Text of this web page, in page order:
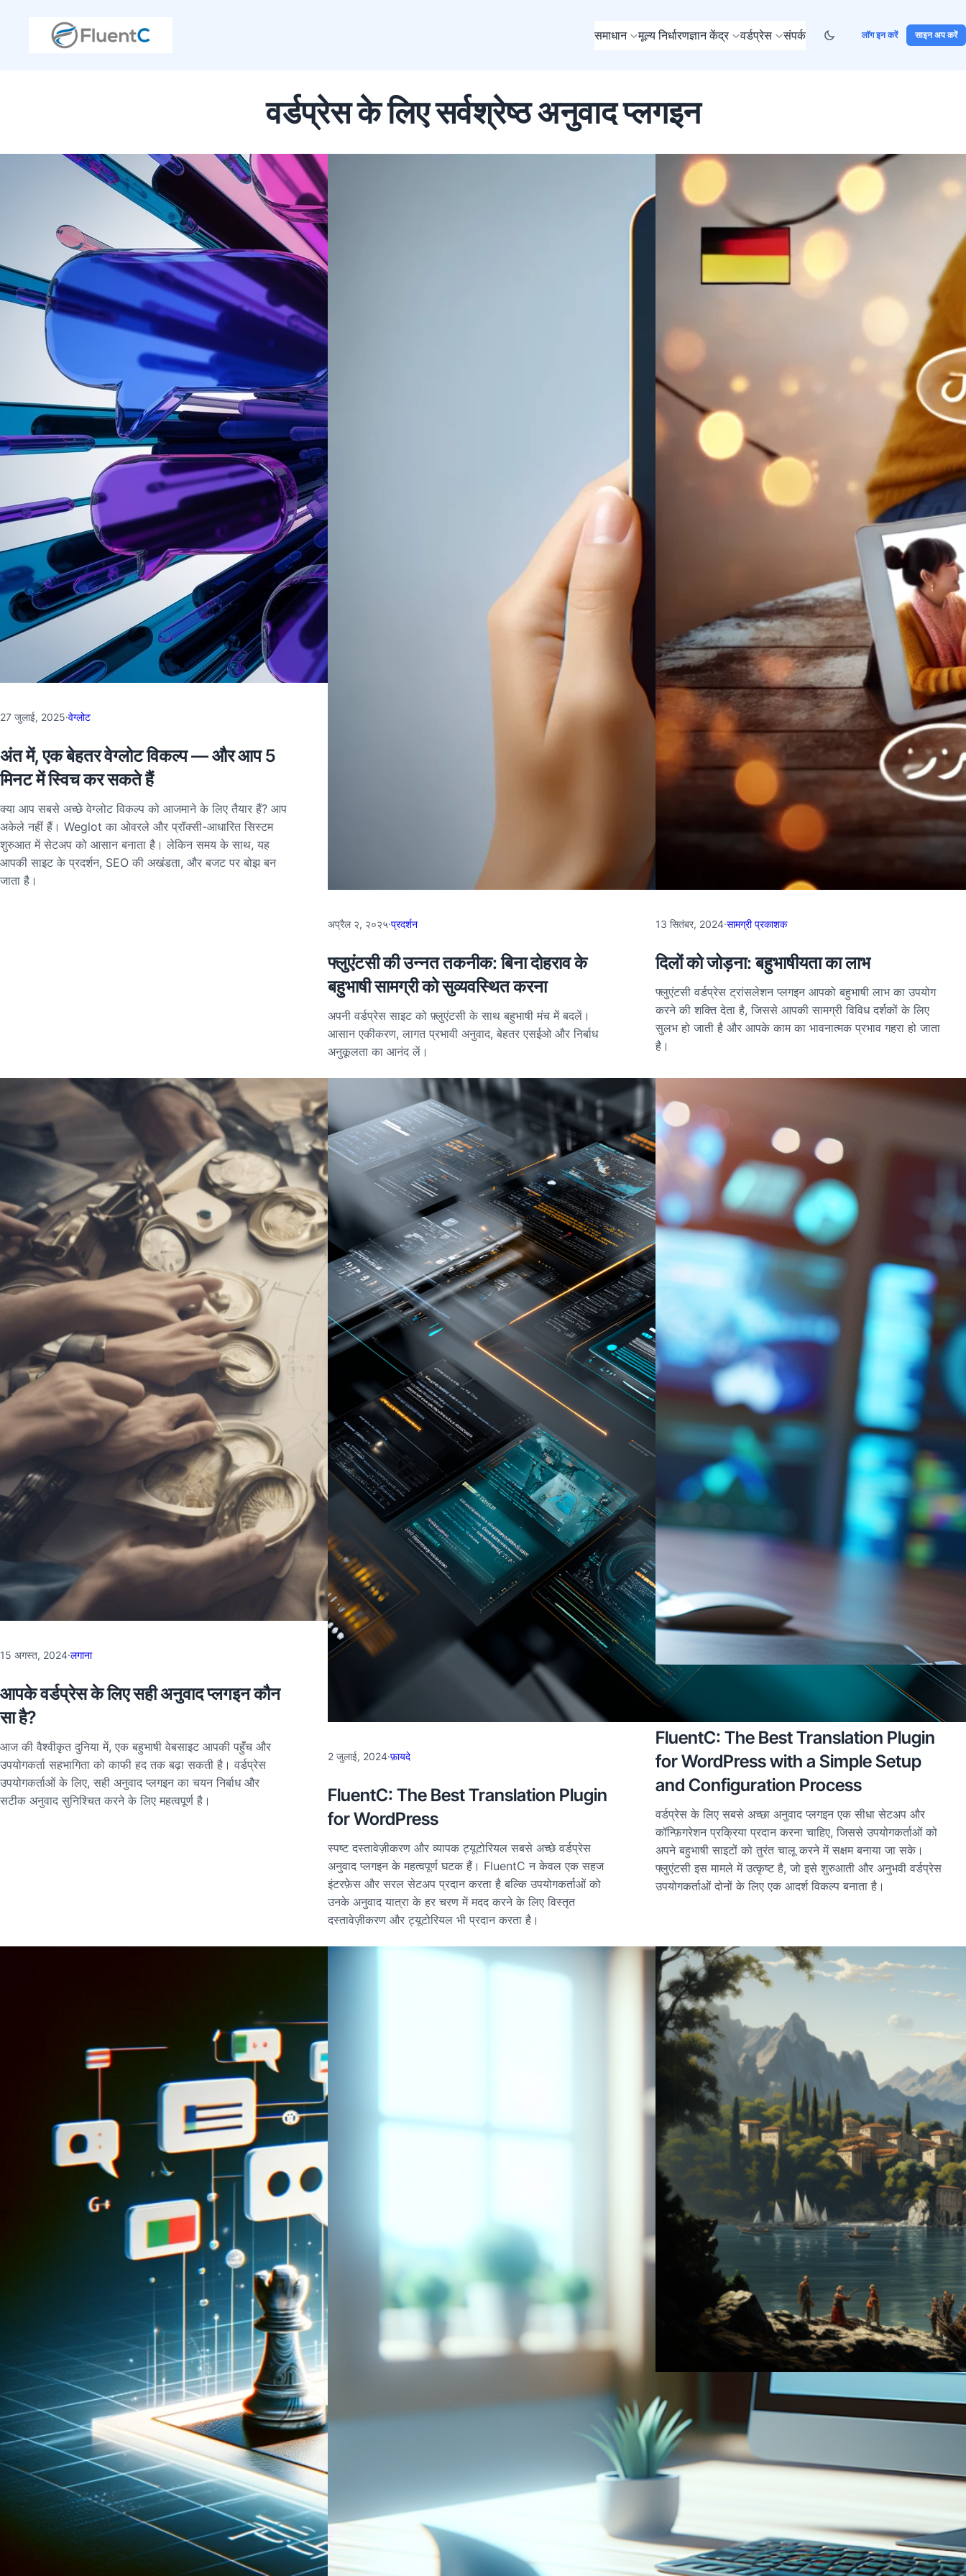
समाधान मूल्य निर्धारणज्ञान केंद्र वर्डप्रेस संपर्क लॉग इन करें साइन अप करें
वर्डप्रेस के लिए सर्वश्रेष्ठ अनुवाद प्लगइन
27 जुलाई, 2025·वेग्लोट
अंत में, एक बेहतर वेग्लोट विकल्प — और आप 5
मिनट में स्विच कर सकते हैं
क्या आप सबसे अच्छे वेग्लोट विकल्प को आजमाने के लिए तैयार हैं? आप
अकेले नहीं हैं। Weglot का ओवरले और प्रॉक्सी-आधारित सिस्टम
शुरुआत में सेटअप को आसान बनाता है। लेकिन समय के साथ, यह
आपकी साइट के प्रदर्शन, SEO की अखंडता, और बजट पर बोझ बन
जाता है।
अप्रैल २, २०२५·प्रदर्शन
फ्लुएंटसी की उन्नत तकनीक: बिना दोहराव के
बहुभाषी सामग्री को सुव्यवस्थित करना
अपनी वर्डप्रेस साइट को फ़्लुएंटसी के साथ बहुभाषी मंच में बदलें।
आसान एकीकरण, लागत प्रभावी अनुवाद, बेहतर एसईओ और निर्बाध
अनुकूलता का आनंद लें।
13 सितंबर, 2024·सामग्री प्रकाशक
दिलों को जोड़ना: बहुभाषीयता का लाभ
फ्लुएंटसी वर्डप्रेस ट्रांसलेशन प्लगइन आपको बहुभाषी लाभ का उपयोग
करने की शक्ति देता है, जिससे आपकी सामग्री विविध दर्शकों के लिए
सुलभ हो जाती है और आपके काम का भावनात्मक प्रभाव गहरा हो जाता
है।
15 अगस्त, 2024·लगाना
आपके वर्डप्रेस के लिए सही अनुवाद प्लगइन कौन
सा है?
आज की वैश्वीकृत दुनिया में, एक बहुभाषी वेबसाइट आपकी पहुँच और
उपयोगकर्ता सहभागिता को काफी हद तक बढ़ा सकती है। वर्डप्रेस
उपयोगकर्ताओं के लिए, सही अनुवाद प्लगइन का चयन निर्बाध और
सटीक अनुवाद सुनिश्चित करने के लिए महत्वपूर्ण है।
2 जुलाई, 2024·फ़ायदे
FluentC: The Best Translation Plugin
for WordPress
स्पष्ट दस्तावेज़ीकरण और व्यापक ट्यूटोरियल सबसे अच्छे वर्डप्रेस
अनुवाद प्लगइन के महत्वपूर्ण घटक हैं। FluentC न केवल एक सहज
इंटरफ़ेस और सरल सेटअप प्रदान करता है बल्कि उपयोगकर्ताओं को
उनके अनुवाद यात्रा के हर चरण में मदद करने के लिए विस्तृत
दस्तावेज़ीकरण और ट्यूटोरियल भी प्रदान करता है।
1 जुलाई, 2024
FluentC: The Best Translation Plugin
for WordPress with a Simple Setup
and Configuration Process
वर्डप्रेस के लिए सबसे अच्छा अनुवाद प्लगइन एक सीधा सेटअप और
कॉन्फ़िगरेशन प्रक्रिया प्रदान करना चाहिए, जिससे उपयोगकर्ताओं को
अपने बहुभाषी साइटों को तुरंत चालू करने में सक्षम बनाया जा सके।
फ्लुएंटसी इस मामले में उत्कृष्ट है, जो इसे शुरुआती और अनुभवी वर्डप्रेस
उपयोगकर्ताओं दोनों के लिए एक आदर्श विकल्प बनाता है।
12 जून, 2024
फ़्लुएंटसी वर्डप्रेस ट्रांसलेशन प्लगइन कैसे
सेटअप करें
और कॉन्फ़िगर कर लिया है। अब यह आपकी वेबसाइट पर प्रदर्शित
किया जाएगा, जिससे आगंतुक विभिन्न भाषाओं के बीच स्विच कर सकेंगे।